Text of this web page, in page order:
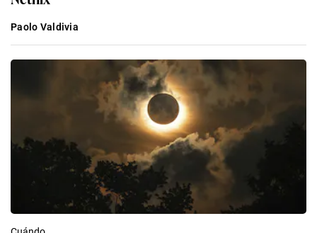
Paolo Valdivia